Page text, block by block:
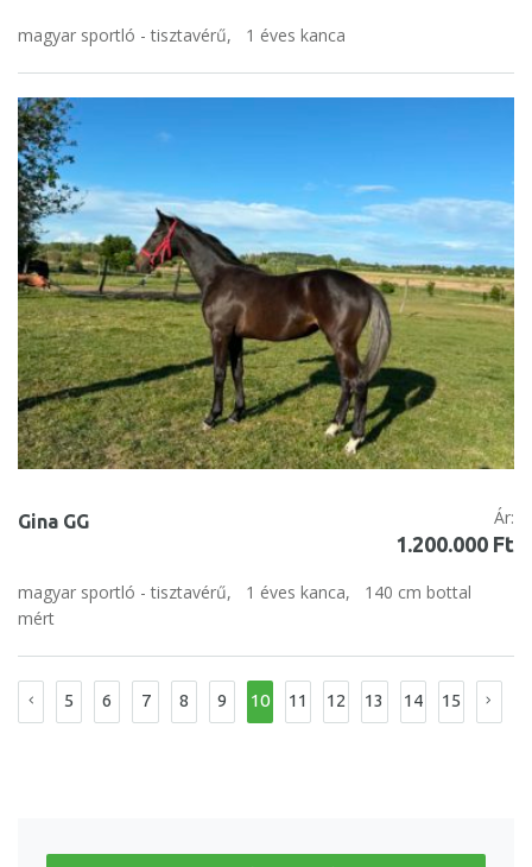
magyar sportló - tisztavérű, 1 éves kanca
Gina GG Ár:
1.200.000 Ft
magyar sportló - tisztavérű, 1 éves kanca,
140 cm bottal
mért
5 6 7 8 9 10 11 12 13 14 15